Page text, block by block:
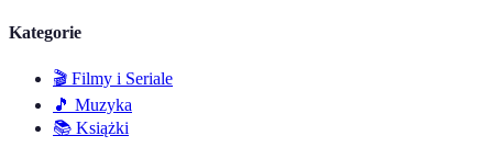
Kategorie
🎬 Filmy i Seriale
🎵 Muzyka
📚 Książki